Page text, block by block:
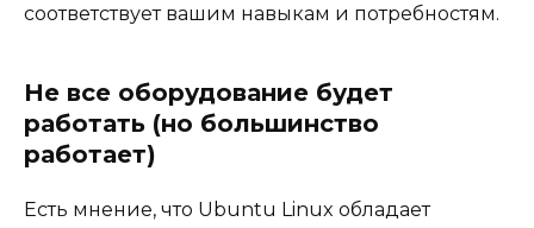
соответствует вашим навыкам и потребностям.
Не все оборудование будет
работать (но большинство
работает)
Есть мнение, что Ubuntu Linux обладает